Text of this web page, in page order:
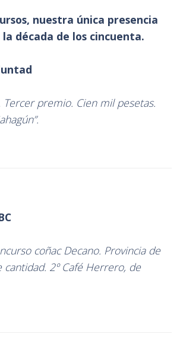
nuestra única presencia
década de los cincuenta.
Tercer premio. Cien mil pesetas.
coñac Decano. Provincia de
cantidad. 2º Café Herrero, de